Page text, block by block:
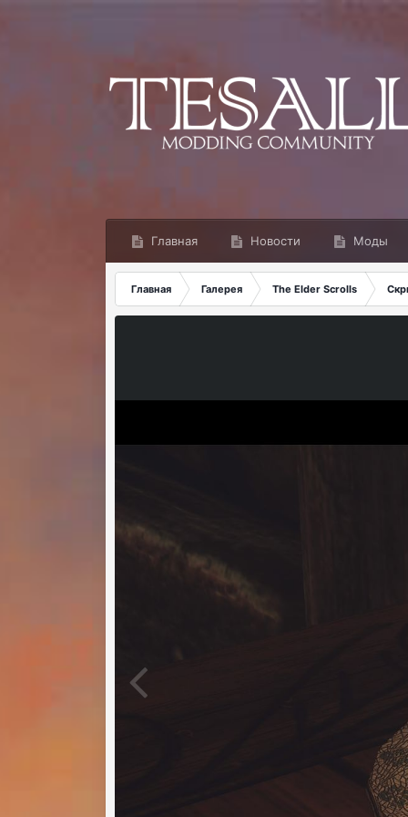
Главная Новости Моды
Главная Галерея The Elder Scrolls